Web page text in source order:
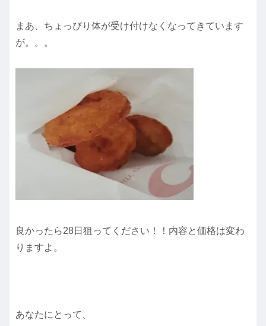
まあ、ちょっぴり体が受け付けなくなってきています
が。。。
良かったら28日狙ってください！！内容と価格は変わ
りますよ。
あなたにとって、